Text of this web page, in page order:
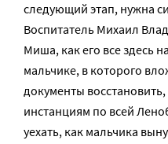
следующий этап, нужна
Воспитатель Михаил
Миша, как его все здесь
мальчике, в которого
документы
инстанциям по всей
уехать, как мальчика